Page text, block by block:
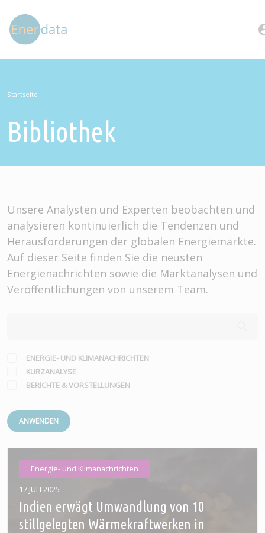
Startseite
Bibliothek
Unsere Analysten und Experten beobachten und
analysieren kontinuierlich die Tendenzen und
Herausforderungen der globalen Energiemärkte.
Auf dieser Seite finden Sie die neusten
Energienachrichten sowie die Marktanalysen und
Veröffentlichungen von unserem Team.
ENERGIE- UND KLIMANACHRICHTEN
KURZANALYSE
BERICHTE & VORSTELLUNGEN
ANWENDEN
Energie- und Klimanachrichten
17 JULI 2025
Indien erwägt Umwandlung von 10
stillgelegten Wärmekraftwerken in